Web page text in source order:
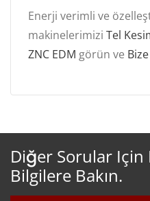
Enerji verimli ve
makinelerimizi Tel
ZNC EDM görün ve
Diğer Sorular Için
Bilgilere Bakın.